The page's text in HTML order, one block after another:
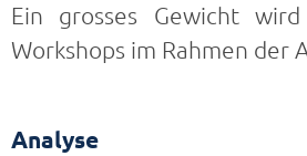
Ein grosses Gewicht
Workshops im Rahmen der
Analyse